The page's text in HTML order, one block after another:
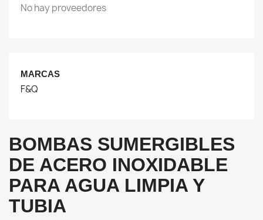
No hay proveedores
MARCAS
F&Q
BOMBAS SUMERGIBLES
DE ACERO INOXIDABLE
PARA AGUA LIMPIA Y
TUBIA